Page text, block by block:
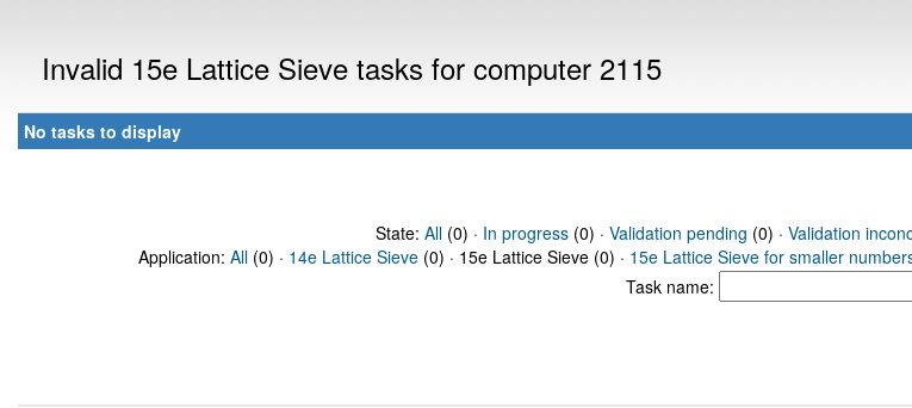
Invalid 15e Lattice Sieve tasks for computer 2115
No tasks to display
State: All(0) · In progress(0) · Validation pending (0) · Validation
Application: All (0) · 14e Lattice Sieve (0) · 15e Lattice Sieve (0) · 15e Lattice Sieve for smaller
Task name: